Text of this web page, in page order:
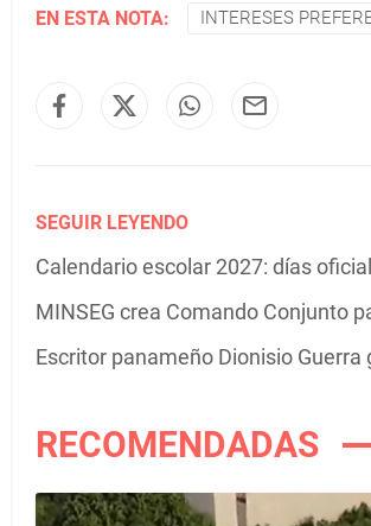
EN ESTA NOTA: INTERESES
SEGUIR LEYENDO
Calendario escolar 2027: días
MINSEG crea Comando Conjunto
Escritor panameño Dionisio
RECOMENDADAS